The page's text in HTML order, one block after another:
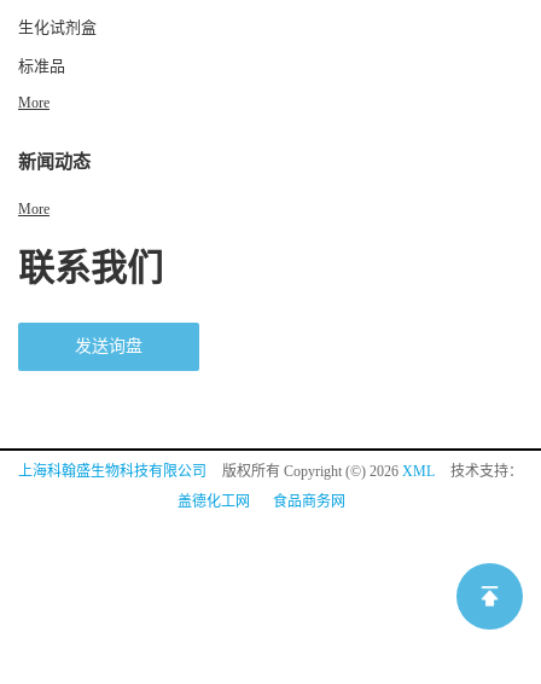
生化试剂盒
标准品
More
新闻动态
More
联系我们
发送询盘
上海科翰盛生物科技有限公司 版权所有 Copyright (©) 2026 XML
技术支持：
盖德化工网
食品商务网